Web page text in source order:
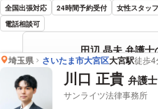
全国出張対応 24時間予約受付 女性スタッ
電話相談可
田辺 晶夫 弁護
埼玉県 さいたま市大宮区大宮駅徒歩4
川口 正貴 弁護士
サンライツ法律事務所